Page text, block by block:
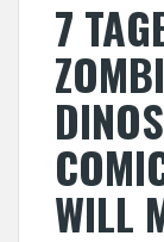
7
WILL